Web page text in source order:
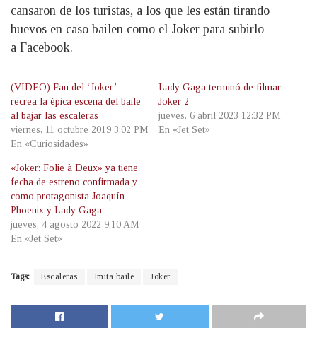
cansaron de los turistas, a los que les están tirando
huevos en caso bailen como el Joker para subirlo
a Facebook.
(VIDEO) Fan del ‘Joker’
recrea la épica escena del baile
al bajar las escaleras
viernes, 11 octubre 2019 3:02 PM
En «Curiosidades»
Lady Gaga terminó de filmar
Joker 2
jueves, 6 abril 2023 12:32 PM
En «Jet Set»
«Joker: Folie à Deux» ya tiene
fecha de estreno confirmada y
como protagonista Joaquín
Phoenix y Lady Gaga
jueves, 4 agosto 2022 9:10 AM
En «Jet Set»
Tags: Escaleras Imita baile Joker